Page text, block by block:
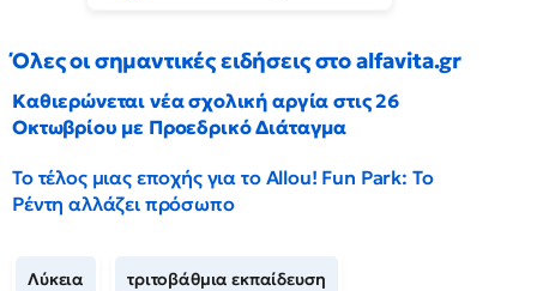
Όλες οι σημαντικές ειδήσεις στο alfavita.gr
Καθιερώνεται νέα σχολική αργία στις 26
Οκτωβρίου με Προεδρικό Διάταγμα
Το τέλος μιας εποχής για το Allou! Fun Park: Το
Ρέντη αλλάζει πρόσωπο
Λύκεια τριτοβάθμια εκπαίδευση